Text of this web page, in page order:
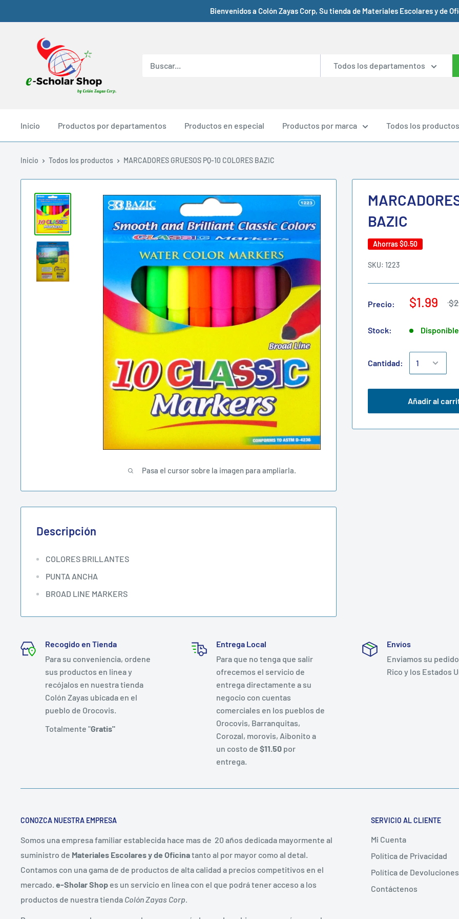
Bienvenidos a Colón Zayas Corp, Su tienda de Materiales Escolares y de
Todos los departamentos
Inicio Productos por departamentos Productos en especial Productos por marca Todos los productos
Inicio Todos los productos MARCADORES GRUESOS PQ-10 COLORES BAZIC
Pasa el cursor sobre la imagen para ampliarla.
BAZIC
Ahorras$0.50
SKU: 1223
Precio: $1.99
Stock: Disponible
Cantidad:
Añadir al
Descripción
COLORES BRILLANTES
PUNTA ANCHA
BROAD LINE MARKERS
Recogido en Tienda
Para su conveniencia, ordene
sus productos en linea y
recójalos en nuestra tienda
Colón Zayas ubicada en el
pueblo de Orocovis.
Totalmente "Gratis"
Entrega Local
Para que no tenga que salir
ofrecemos el servicio de
entrega directamente a su
negocio con cuentas
comerciales en los pueblos de
Orocovis, Barranquitas,
Corozal, morovis, Aibonito a
un costo de $11.50 por
entrega.
Envíos
Enviamos su
Rico y los Estados
CONOZCA NUESTRA EMPRESA
Somos una empresa familiar establecida hace mas de 20 años dedicada mayormente al
suministro de Materiales Escolares y de Oficinatanto al por mayor como al detal.
Contamos con una gama de de productos de alta calidad a precios competitivos en el
mercado. e-Sholar Shop es un servicio en linea con el que podrá tener acceso a los
productos de nuestra tienda Colón Zayas Corp.
SERVICIO AL CLIENTE
Mi Cuenta
Política de Privacidad
Política de Devoluciones
Contáctenos